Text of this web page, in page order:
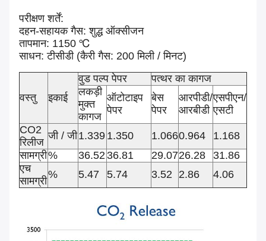
परीक्षण शर्तें:
दहन-सहायक गैस: शुद्ध ऑक्सीजन
तापमान: 1150 ℃
साधन: टीसीडी (कैरी गैस: 200 मिली / मिनट)
वस्तु इकाई
वुड पल्प पेपर
पत्थर का कागज
लकड़ी
मुक्त
कागज
ऑटोटाइप
पेपर
बेस
पेपर
आरपीडी/
आरबीडी
एसपीएन/
एसटी
CO2
रिलीज
जी / जी1.339 1.350 1.0660.964
1.168
सामग्री% 36.52 36.81 29.0726.28
31.86
एच
सामग्री
% 5.47 5.74 3.52 2.86 4.06